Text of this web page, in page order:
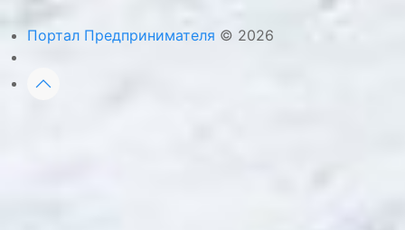
Портал Предпринимателя © 2026